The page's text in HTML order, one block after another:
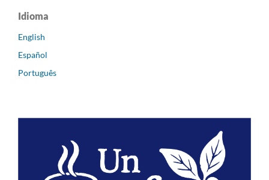
Idioma
English
Español
Português